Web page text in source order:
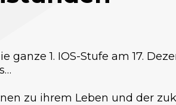
1. IOS-Stufe am 17.
zu ihrem Leben und der